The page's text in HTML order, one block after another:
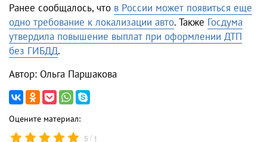
Ранее сообщалось, что в России может появиться еще
одно требование к локализации авто. Также Госдума
утвердила повышение выплат при оформлении ДТП
без ГИБДД.
Автор: Ольга Паршакова
Оцените материал:
5 / 1